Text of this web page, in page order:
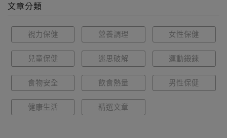
文章分類
視力保健 營養調理 女性保健
兒童保健 迷思破解 運動鍛鍊
食物安全 飲食熱量 男性保健
健康生活 精選文章